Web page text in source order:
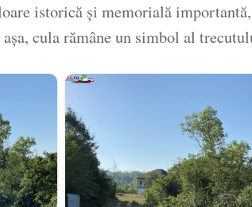
istorică și memorială
cula rămâne un simbol al